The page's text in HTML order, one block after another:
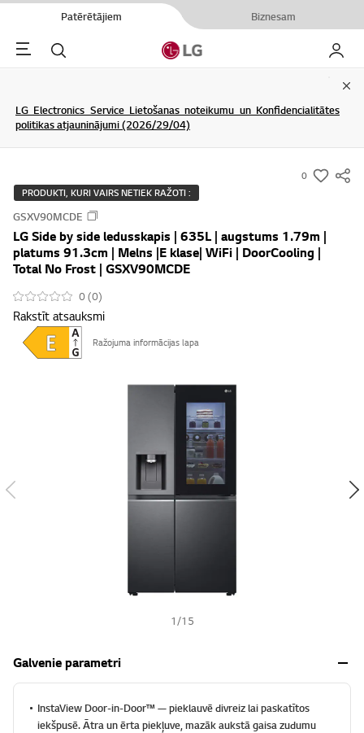
Patērētājiem Biznesam
Menu Meklēt Mans
LG Electronics Service Lietošanas noteikumu un Konfidencialitātes
politikas atjauninājumi (2026/29/04)
0
s
m
PRODUKTI, KURI VAIRS NETIEK RAŽOTI :
GSXV90MCDE
LG Side by side ledusskapis | 635L | augstums 1.79m |
platums 91.3cm | Melns |E klase| WiFi | DoorCooling |
Total No Frost | GSXV90MCDE
0 (0)
Rakstīt atsauksmi
Ražojuma informācijas lapa
1 /15
Galvenie parametri
InstaView Door-in-Door™️ — pieklauvē divreiz lai paskatītos
iekšpusē. Ātra un ērta piekļuve, mazāk aukstā gaisa zudumu